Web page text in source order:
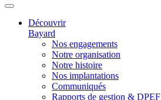
Découvrir
Bayard
Nos engagements
Notre organisation
Notre histoire
Nos implantations
Communiqués
Rapports de gestion & DPEF